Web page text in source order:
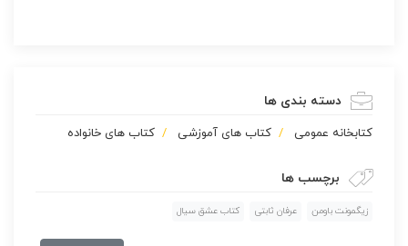
دسته بندی ها
كتابخانه عمومی کتاب های آموزشی کتاب های خانواده
برچسب ها
زیگمونت باومن عرفان ثابتی کتاب عشق سیال